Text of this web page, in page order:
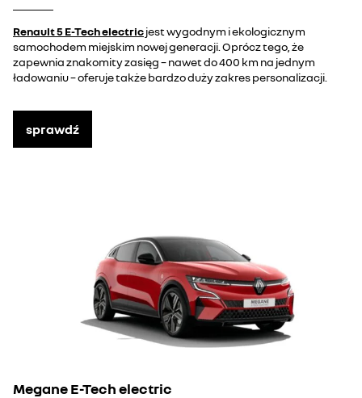
Renault 5 E-Tech electricjest wygodnym i ekologicznym
samochodem miejskim nowej generacji. Oprócz tego, że
zapewnia znakomity zasięg – nawet do 400 km na jednym
ładowaniu – oferuje także bardzo duży zakres personalizacji.
sprawdź
Megane E-Tech electric